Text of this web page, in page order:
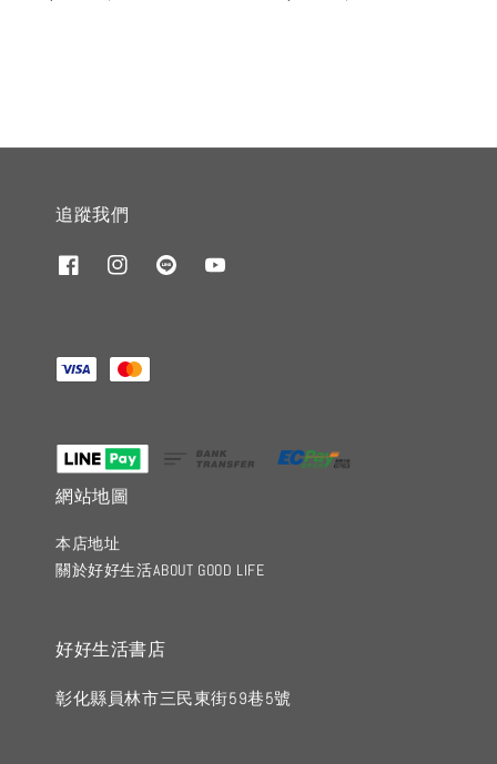
追蹤我們
網站地圖
本店地址
關於好好生活ABOUT GOOD LIFE
好好生活書店
彰化縣員林市三民東街59巷5號